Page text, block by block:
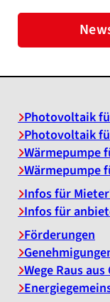
Photovoltaik
Photovoltaik
Wärmepumpe
Wärmepumpe
Infos für
Infos für
Förderungen
Wege Raus aus